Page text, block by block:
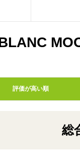
評価が高い順
総